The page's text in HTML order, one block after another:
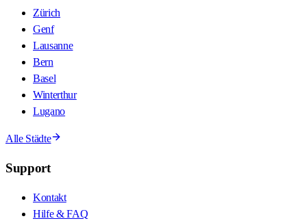
Zürich
Genf
Lausanne
Bern
Basel
Winterthur
Lugano
Alle Städte
Support
Kontakt
Hilfe & FAQ